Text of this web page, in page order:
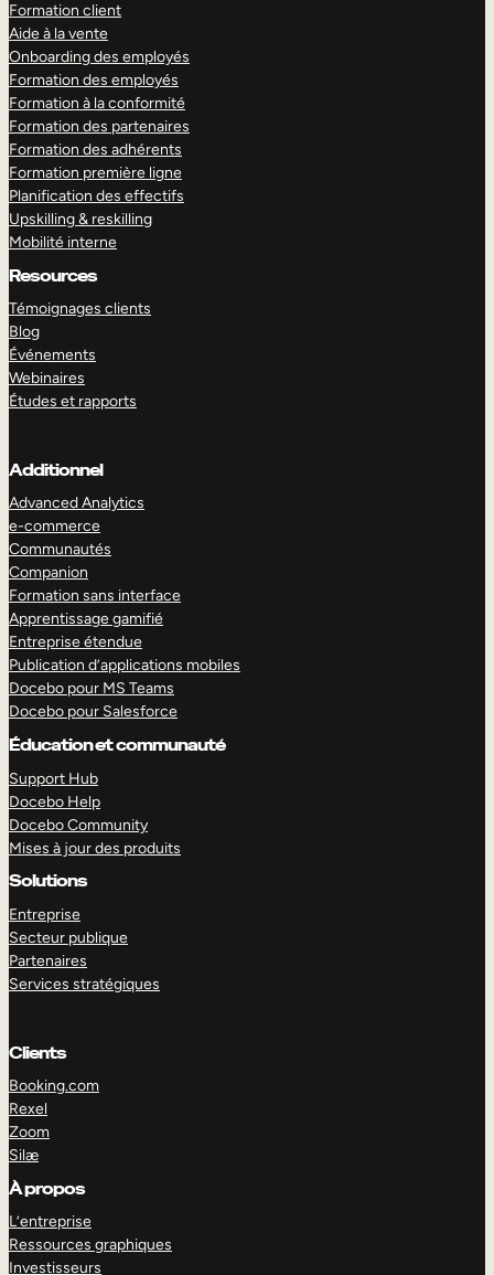
Formation client
Aide à la vente
Onboarding des employés
Formation des employés
Formation à la conformité
Formation des partenaires
Formation des adhérents
Formation première ligne
Planification des effectifs
Upskilling & reskilling
Mobilité interne
Resources
Témoignages clients
Blog
Événements
Webinaires
Études et rapports
Additionnel
Advanced Analytics
e-commerce
Communautés
Companion
Formation sans interface
Apprentissage gamifié
Entreprise étendue
Publication d’applications mobiles
Docebo pour MS Teams
Docebo pour Salesforce
Éducation et communauté
Support Hub
Docebo Help
Docebo Community
Mises à jour des produits
Solutions
Entreprise
Secteur publique
Partenaires
Services stratégiques
Clients
Booking.com
Rexel
Zoom
Silæ
À propos
L’entreprise
Ressources graphiques
Investisseurs